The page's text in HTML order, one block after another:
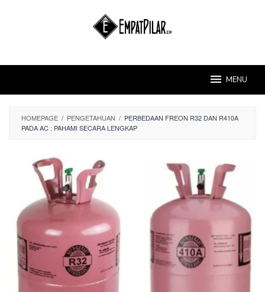
MENU
HOMEPAGE / PENGETAHUAN / PERBEDAAN FREON R32 DAN R410A
PADA AC : PAHAMI SECARA LENGKAP